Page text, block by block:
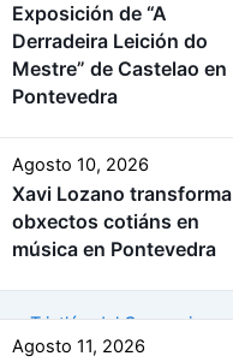
Exposición de “A
Derradeira Leición do
Mestre” de Castelao en
Pontevedra
Agosto 10, 2026
Xavi Lozano transforma
obxectos cotiáns en
música en Pontevedra
Agosto 11, 2026